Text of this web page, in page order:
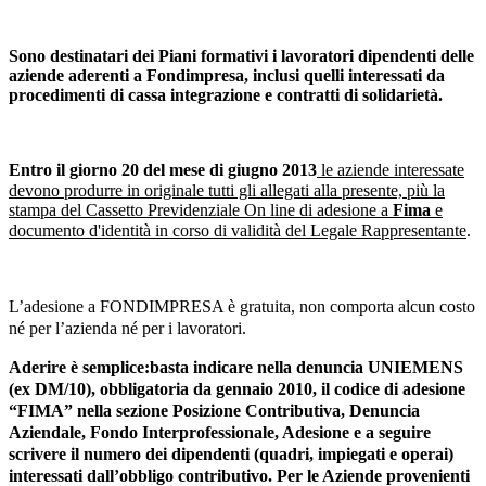
Sono destinatari dei Piani formativi i lavoratori dipendenti delle
aziende aderenti a Fondimpresa, inclusi quelli interessati da
procedimenti di cassa integrazione e contratti di solidarietà.
Entro il giorno 20 del mese di giugno 2013 le aziende interessate
devono produrre in originale tutti gli allegati alla presente, più la
stampa del Cassetto Previdenziale On line di adesione a Fima e
documento d'identità in corso di validità del Legale Rappresentante.
L’adesione a FONDIMPRESA è gratuita, non comporta alcun costo
né per l’azienda né per i lavoratori.
Aderire è semplice:basta indicare nella denuncia UNIEMENS
(ex DM/10), obbligatoria da gennaio 2010, il codice di adesione
“FIMA” nella sezione Posizione Contributiva, Denuncia
Aziendale, Fondo Interprofessionale, Adesione e a seguire
scrivere il numero dei dipendenti (quadri, impiegati e operai)
interessati dall’obbligo contributivo. Per le Aziende provenienti